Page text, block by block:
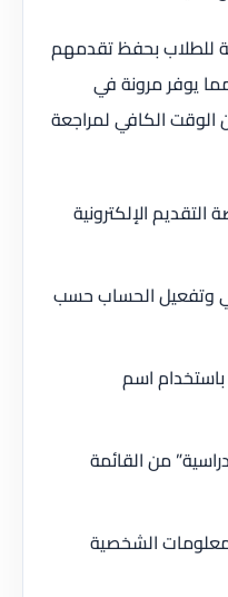
للطلاب بحفظ تقدمهم
يوفر مرونة في
الوقت الكافي لمراجعة
الإلكترونية
وتفعيل الحساب حسب
اسم
من القائمة
الشخصية